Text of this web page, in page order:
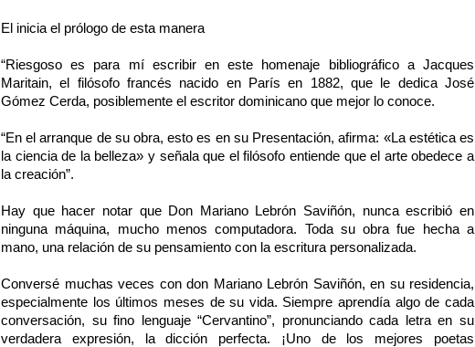
El inicia el prólogo de esta manera
“Riesgoso es para mí escribir en este homenaje bibliográfico a Jacques
Maritain, el filósofo francés nacido en París en 1882, que le dedica José
Gómez Cerda, posiblemente el escritor dominicano que mejor lo conoce.
“En el arranque de su obra, esto es en su Presentación, afirma: «La estética es
la ciencia de la belleza» y señala que el filósofo entiende que el arte obedece a
la creación”.
Hay que hacer notar que Don Mariano Lebrón Saviñón, nunca escribió en
ninguna máquina, mucho menos computadora. Toda su obra fue hecha a
mano, una relación de su pensamiento con la escritura personalizada.
Conversé muchas veces con don Mariano Lebrón Saviñón, en su residencia,
especialmente los últimos meses de su vida. Siempre aprendía algo de cada
conversación, su fino lenguaje “Cervantino”, pronunciando cada letra en su
verdadera expresión, la dicción perfecta. ¡Uno de los mejores poetas